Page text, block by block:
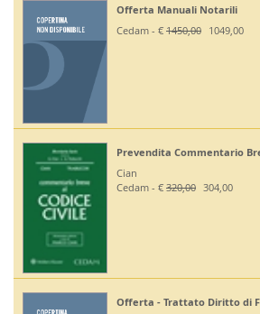
Offerta Manuali Notarili
Cedam - € 1450,00 1049,00
Prevendita Commentario
Cian
Cedam - € 320,00 304,00
Offerta - Trattato Diritto di